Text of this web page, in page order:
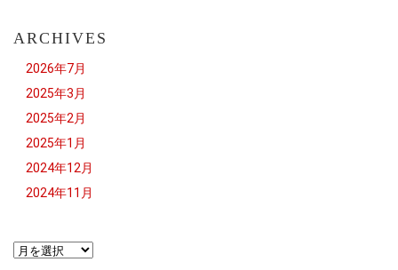
ARCHIVES
2026年7月
2025年3月
2025年2月
2025年1月
2024年12月
2024年11月